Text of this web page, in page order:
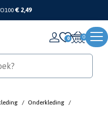
€ 2,49
0
/ Onderkleding /